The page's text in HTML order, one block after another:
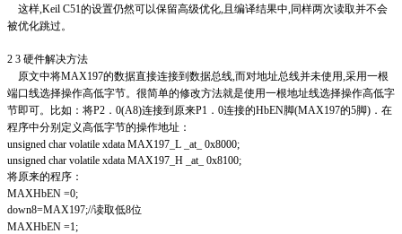
这样,Keil C51的设置仍然可以保留高级优化,且编译结果中,同样两次读取并不会
被优化跳过。
2 3 硬件解决方法
原文中将MAX197的数据直接连接到数据总线,而对地址总线并未使用,采用一根
端口线选择操作高低字节。很简单的修改方法就是使用一根地址线选择操作高低字
节即可。比如：将P2．0(A8)连接到原来P1．0连接的HbEN脚(MAX197的5脚)．在
程序中分别定义高低字节的操作地址：
unsigned char volatile xdata MAX197_L _at_ 0x8000;
unsigned char volatile xdata MAX197_H _at_ 0x8100;
将原来的程序：
MAXHbEN =0;
down8=MAX197;//读取低8位
MAXHbEN =1;